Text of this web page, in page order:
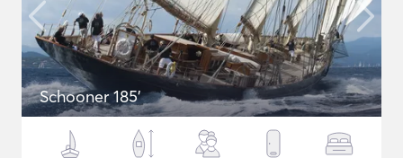
Schooner 185'